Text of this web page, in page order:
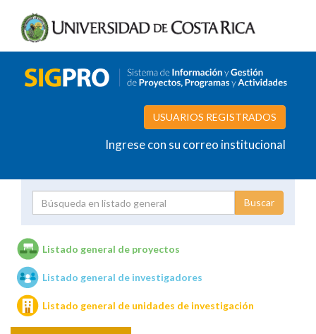
USUARIOS REGISTRADOS
Ingrese con su correo institucional
Unidades de investigación
Listado general de proyectos
Listado general de investigadores
Listado general de unidades de investigación